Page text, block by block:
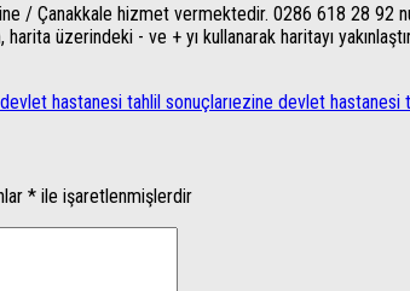
/ Çanakkale hizmet vermektedir. 0286 618 28 92
üzerindeki - ve + yı kullanarak haritayı
hastanesi tahlil sonuçlarıezine devlet hastanesi
* ile işaretlenmişlerdir